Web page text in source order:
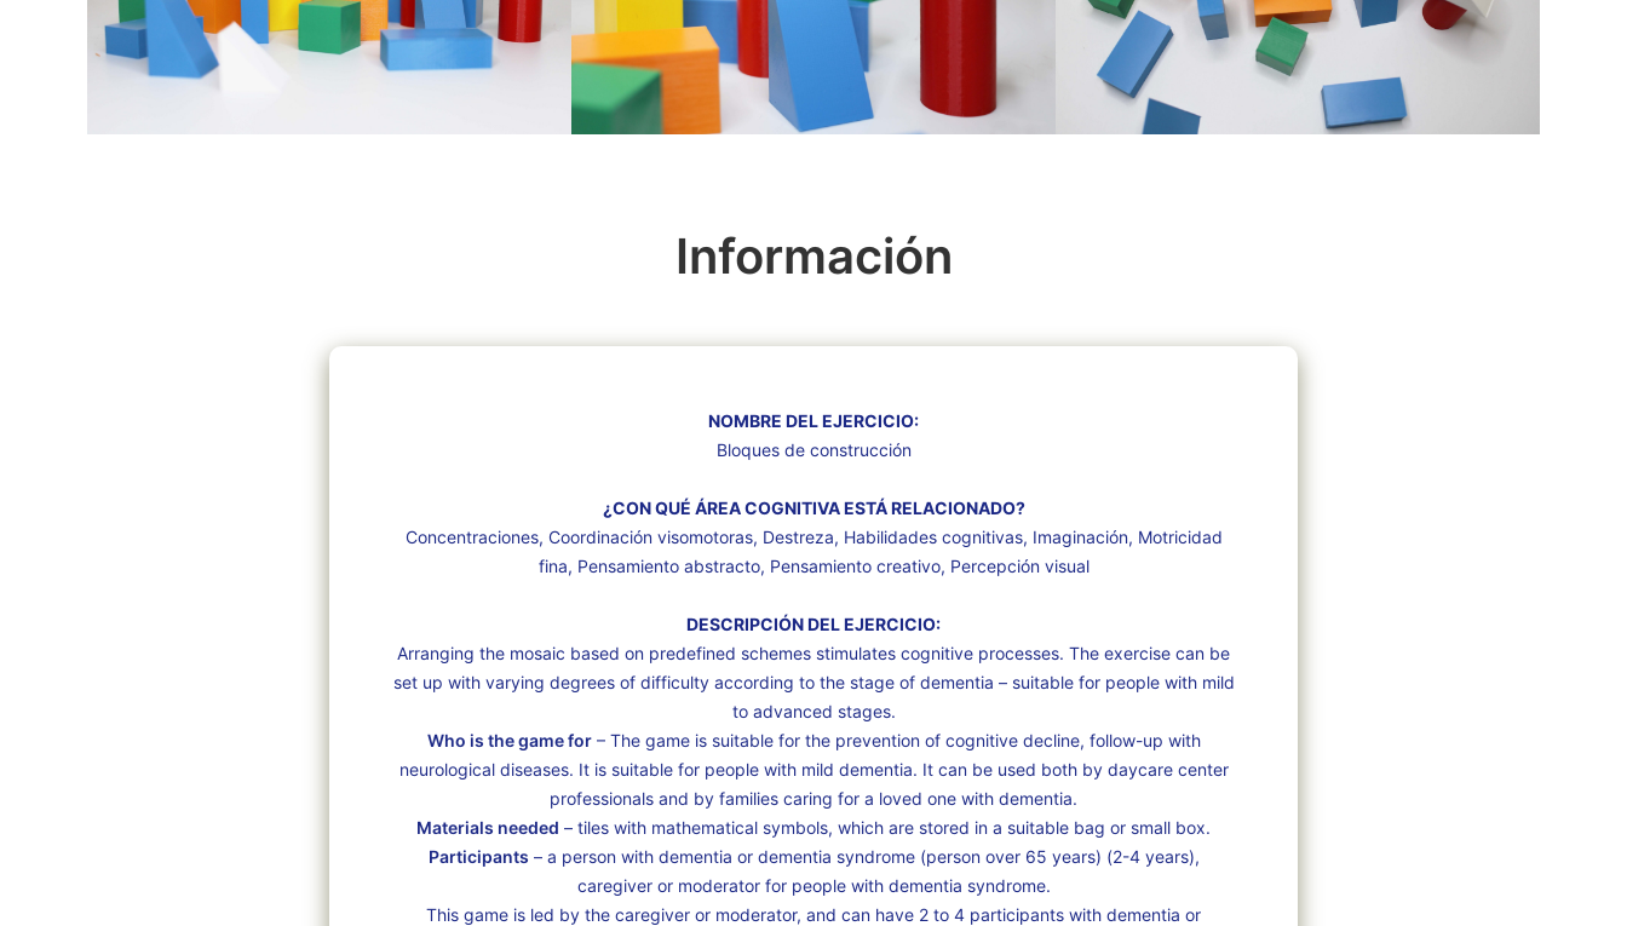
Información
NOMBRE DEL EJERCICIO:
Bloques de construcción
¿CON QUÉ ÁREA COGNITIVA ESTÁ RELACIONADO?
Concentraciones, Coordinación visomotoras, Destreza, Habilidades cognitivas, Imaginación, Motricidad
fina, Pensamiento abstracto, Pensamiento creativo, Percepción visual
DESCRIPCIÓN DEL EJERCICIO:
Arranging the mosaic based on predefined schemes stimulates cognitive processes. The exercise can be
set up with varying degrees of difficulty according to the stage of dementia – suitable for people with mild
to advanced stages.
Who is the game for– The game is suitable for the prevention of cognitive decline, follow-up with
neurological diseases. It is suitable for people with mild dementia. It can be used both by daycare center
professionals and by families caring for a loved one with dementia.
Materials needed – tiles with mathematical symbols, which are stored in a suitable bag or small box.
Participants – a person with dementia or dementia syndrome (person over 65 years) (2-4 years),
caregiver or moderator for people with dementia syndrome.
This game is led by the caregiver or moderator, and can have 2 to 4 participants with dementia or